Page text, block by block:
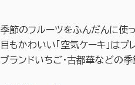
季節のフルーツをふんだんに使
目もかわいい「空気ケーキ」は
ブランドいちご・古都華などの